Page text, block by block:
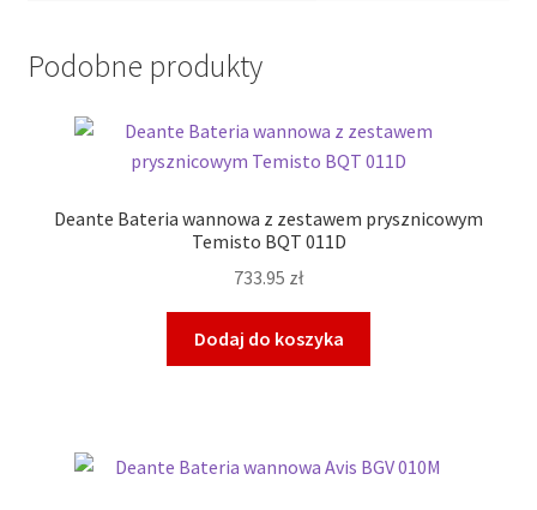
Podobne produkty
Deante Bateria wannowa z zestawem prysznicowym
Temisto BQT 011D
733.95 zł
Dodaj do koszyka